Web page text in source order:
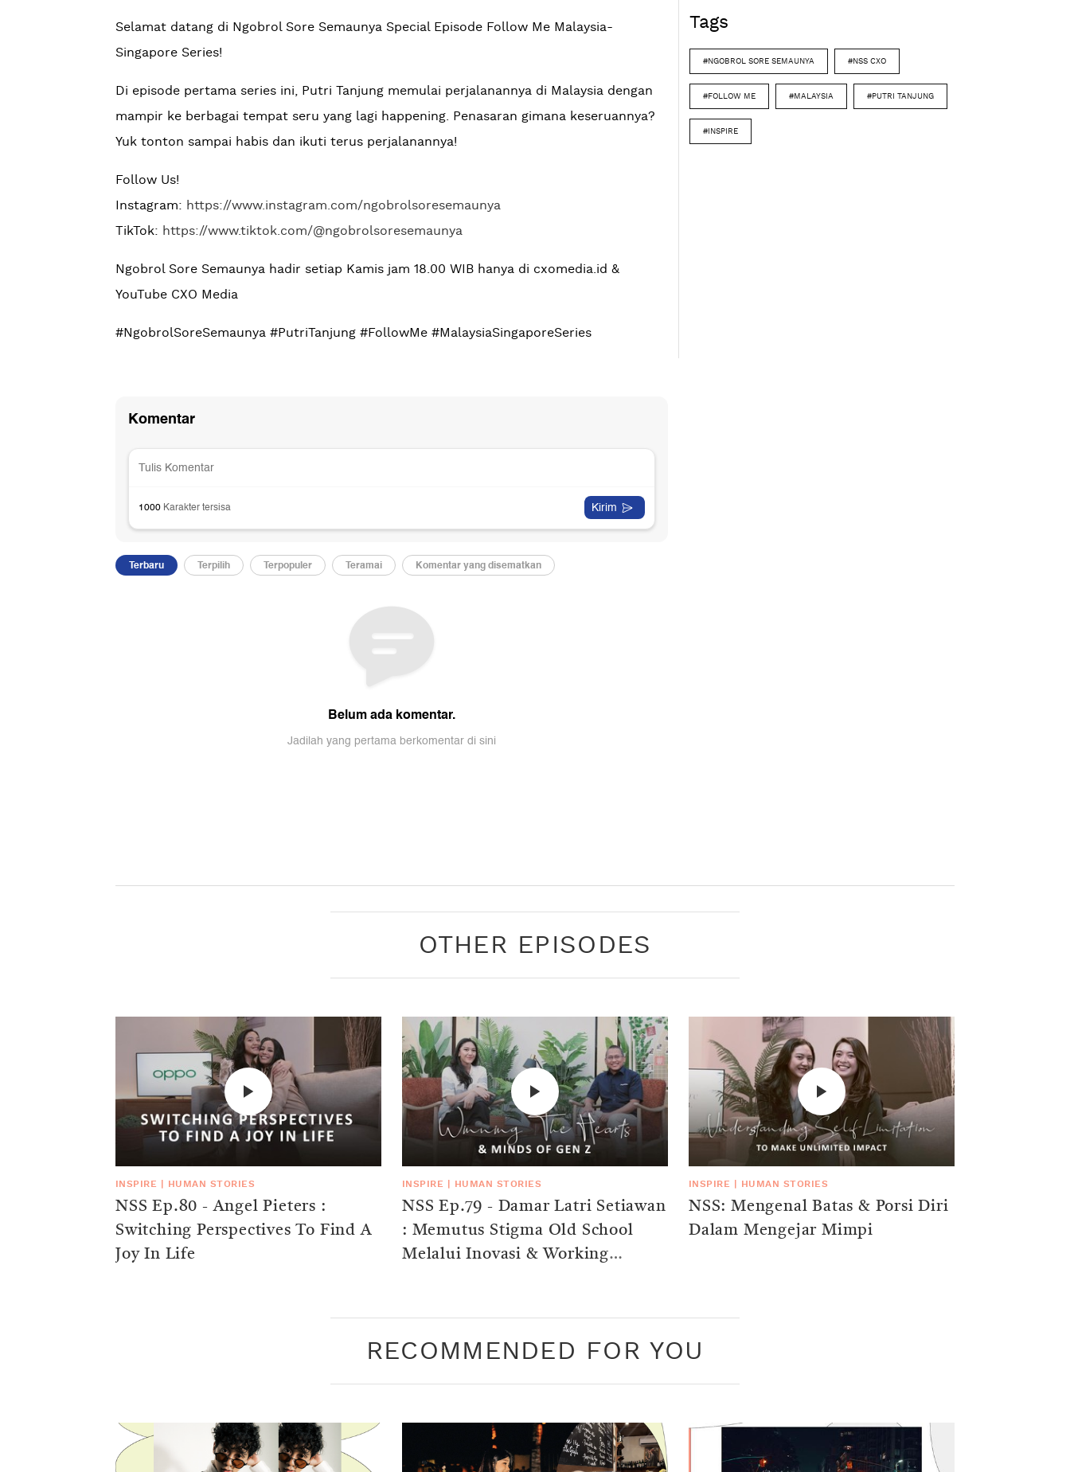
Selamat datang di Ngobrol Sore Semaunya Special Episode Follow Me Malaysia-
Singapore Series!
Di episode pertama series ini, Putri Tanjung memulai perjalanannya di Malaysia dengan
mampir ke berbagai tempat seru yang lagi happening. Penasaran gimana keseruannya?
Yuk tonton sampai habis dan ikuti terus perjalanannya!
Follow Us!
Instagram: https://www.instagram.com/ngobrolsoresemaunya
TikTok: https://www.tiktok.com/@ngobrolsoresemaunya
Ngobrol Sore Semaunya hadir setiap Kamis jam 18.00 WIB hanya di cxomedia.id &
YouTube CXO Media
#NgobrolSoreSemaunya #PutriTanjung #FollowMe #MalaysiaSingaporeSeries
Tags
#NGOBROL SORE SEMAUNYA #NSS CXO
#FOLLOW ME #MALAYSIA #PUTRI TANJUNG
#INSPIRE
OTHER EPISODES
INSPIRE HUMAN STORIES
NSS Ep.80 - Angel Pieters :
Switching Perspectives To Find A
Joy In Life
INSPIRE HUMAN STORIES
NSS Ep.79 - Damar Latri Setiawan
: Memutus Stigma Old School
Melalui Inovasi & Working
INSPIRE HUMAN STORIES
NSS: Mengenal Batas & Porsi Diri
Dalam Mengejar Mimpi
RECOMMENDED FOR YOU